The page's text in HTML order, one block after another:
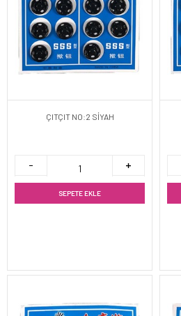
ÇITÇIT NO:2 SİYAH
SEPETE EKLE